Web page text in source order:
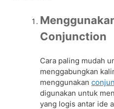
Conjunction
Cara paling mudah
menggabungkan
menggunakan
digunakan untuk
yang logis antar ide